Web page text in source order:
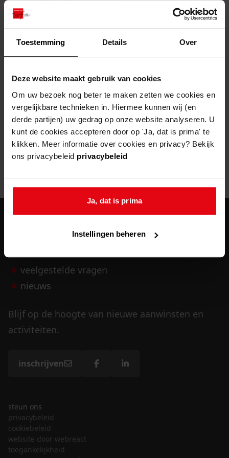
Toestemming Details Over
Deze website maakt gebruik van cookies
Om uw bezoek nog beter te maken zetten we cookies en
vergelijkbare technieken in. Hiermee kunnen wij (en
derde partijen) uw gedrag op onze website analyseren. U
kunt de cookies accepteren door op 'Ja, dat is prima' te
klikken. Meer informatie over cookies en privacy? Bekijk
ons privacybeleid privacybeleid
Ja, dat is prima
Instellingen beheren
bouwvergunningen
omgevingsvergunningen
vergunningen
uitleg nodig?
Wij helpen u op weg met een aantal zoektips.
bekijk alle zoektips
Wij helpen u op weg met een aantal zoektips.
bekijk alle zoektips
bekijk ons geschiedenislokaal
advisering en toezicht
beleidsplan
gemeenschappelijke regeling
publiek jaarverslag
steun het archief
U kunt ook Vriend worden en het Westfries
Archief steunen.
meer weten
zoektips
Door een fout tijdens het verwerken van deze pagina is het niet
404- Not Found
Mogelijk kunt u deze pagina niet bezoeken door:
een verouderde bladwijzer/favoriet
veelgestelde vragen
nieuws
Blijf op de hoogte van nieuwe aanwinsten en
activiteiten.
inschrijven
steun ons
privacybeleid
cookiebeleid
website door webreact
toegankelijkheid